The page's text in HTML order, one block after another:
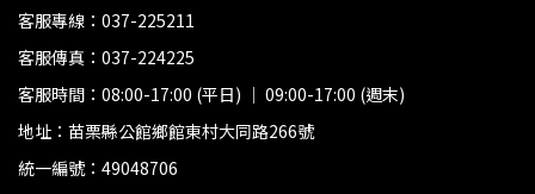
客服專線：037-225211
客服傳真：037-224225
客服時間：08:00-17:00 (平日) ｜ 09:00-17:00 (週末)
地址：苗栗縣公館鄉館東村大同路266號
統一編號：49048706